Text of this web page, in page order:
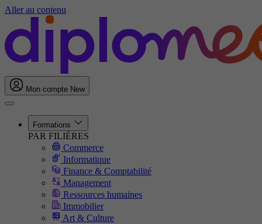
Aller au contenu
Mon compte New
Formations
PAR FILIÈRES
Commerce
Informatique
Finance & Comptabilité
Management
Ressources humaines
Immobilier
Art & Culture